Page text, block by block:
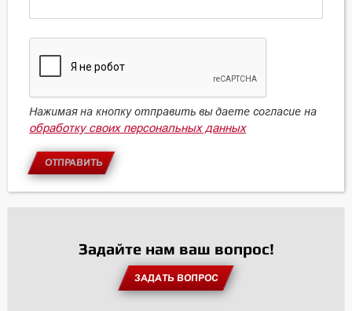
Нажимая на кнопку отправить вы даете согласие на
обработку своих персональных данных
ОТПРАВИТЬ
Задайте нам ваш вопрос!
ЗАДАТЬ ВОПРОС